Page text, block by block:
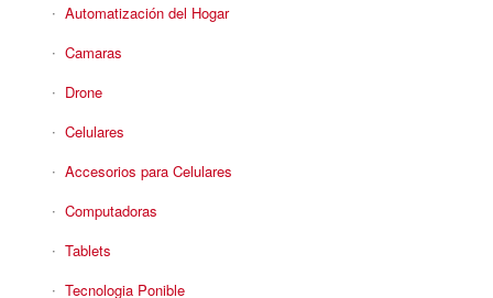
Automatización del Hogar
Camaras
Drone
Celulares
Accesorios para Celulares
Computadoras
Tablets
Tecnologia Ponible